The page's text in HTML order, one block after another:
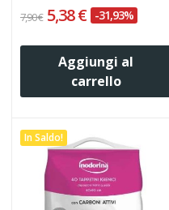
7,90 € 5,38 € -31,93%
Aggiungi al
carrello
In Saldo!